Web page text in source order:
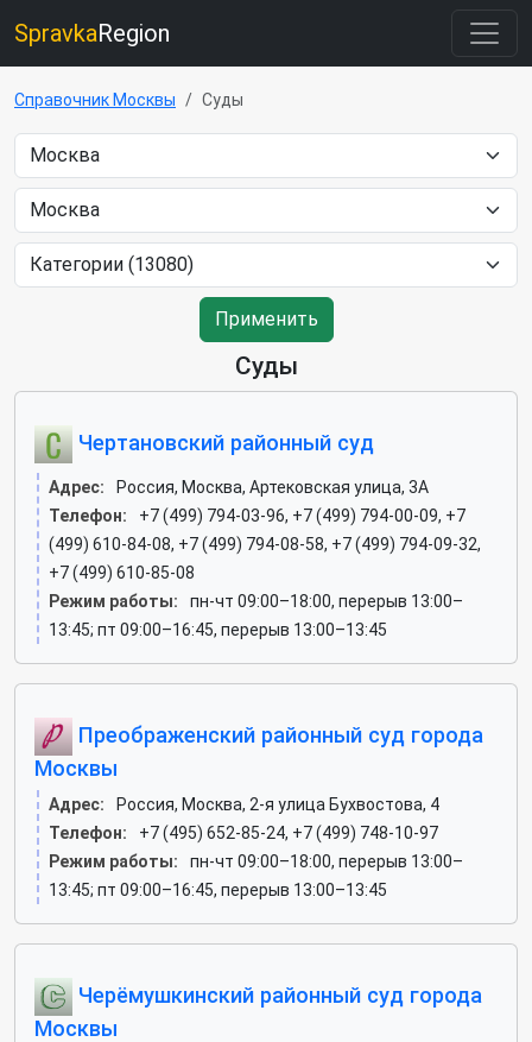
SpravkaRegion
Справочник Москвы Суды
Применить
Суды
Чертановский районный суд
Адрес:
Россия, Москва, Артековская улица, 3А
Телефон:
+7 (499) 794-03-96, +7 (499) 794-00-09, +7
(499) 610-84-08, +7 (499) 794-08-58, +7 (499) 794-09-32,
+7 (499) 610-85-08
Режим работы:
пн-чт 09:00–18:00, перерыв 13:00–
13:45; пт 09:00–16:45, перерыв 13:00–13:45
Преображенский районный суд города
Москвы
Адрес:
Россия, Москва, 2-я улица Бухвостова, 4
Телефон:
+7 (495) 652-85-24, +7 (499) 748-10-97
Режим работы:
пн-чт 09:00–18:00, перерыв 13:00–
13:45; пт 09:00–16:45, перерыв 13:00–13:45
Черёмушкинский районный суд города
Москвы